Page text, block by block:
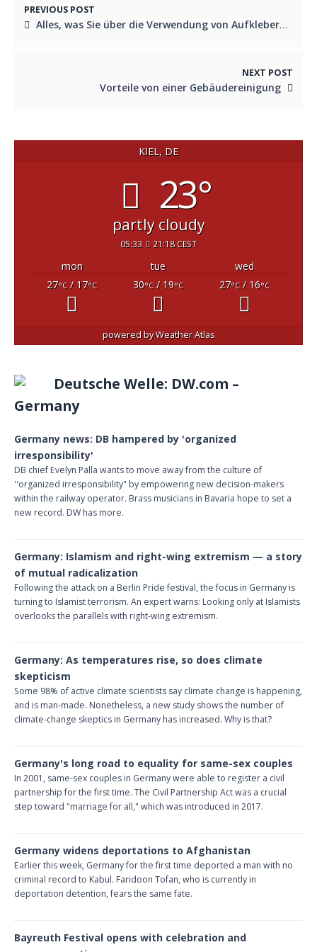
PREVIOUS POST
Alles, was Sie über die Verwendung von Aufklebern wissen müssen
NEXT POST
Vorteile von einer Gebäudereinigung
KIEL, DE
23°
partly cloudy
05:33 21:18 CEST
mon tue
wed
27°C/ 17°C 30°C/ 19°C 27°C/ 16°C
powered byWeather Atlas
Deutsche Welle: DW.com –
Germany
Germany news: DB hampered by 'organized
irresponsibility'
DB chief Evelyn Palla wants to move away from the culture of
''organized irresponsibility" by empowering new decision-makers
within the railway operator. Brass musicians in Bavaria hope to set a
new record. DW has more.
Germany: Islamism and right-wing extremism — a story
of mutual radicalization
Following the attack on a Berlin Pride festival, the focus in Germany is
turning to Islamist terrorism. An expert warns: Looking only at Islamists
overlooks the parallels with right-wing extremism.
Germany: As temperatures rise, so does climate
skepticism
Some 98% of active climate scientists say climate change is happening,
and is man-made. Nonetheless, a new study shows the number of
climate-change skeptics in Germany has increased. Why is that?
Germany's long road to equality for same-sex couples
In 2001, same-sex couples in Germany were able to register a civil
partnership for the first time. The Civil Partnership Act was a crucial
step toward "marriage for all," which was introduced in 2017.
Germany widens deportations to Afghanistan
Earlier this week, Germany for the first time deported a man with no
criminal record to Kabul. Faridoon Tofan, who is currently in
deportation detention, fears the same fate.
Bayreuth Festival opens with celebration and